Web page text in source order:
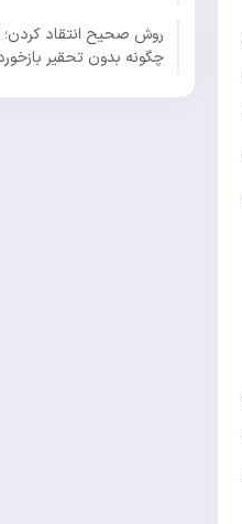
روش صحیح انتقاد کردن؛
چگونه بدون تحقیر